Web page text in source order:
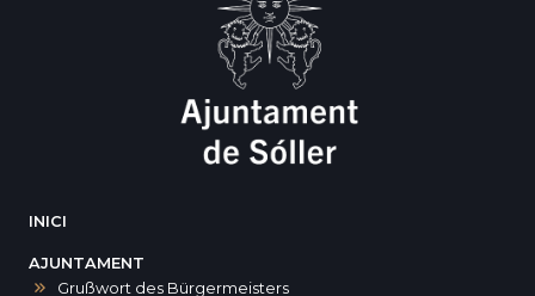
INICI
AJUNTAMENT
Grußwort des Bürgermeisters